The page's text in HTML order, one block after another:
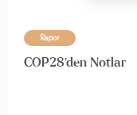
Rapor
COP28'den Notlar